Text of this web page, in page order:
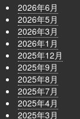
2026年6月
2026年5月
2026年3月
2026年1月
2025年12月
2025年9月
2025年8月
2025年7月
2025年4月
2025年3月